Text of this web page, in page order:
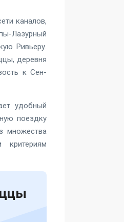
каналов,
Лазурный
Ривьеру.
деревня
к Сен-
удобный
поездку
множества
критериям